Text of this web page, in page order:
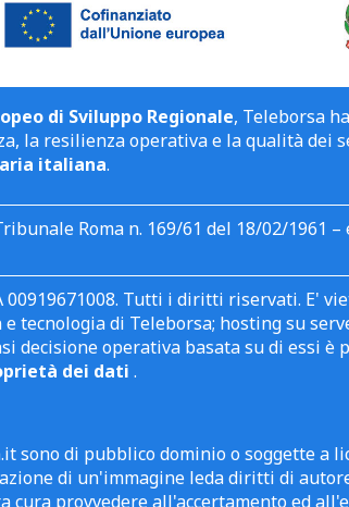
di Sviluppo Regionale, Teleborsa
la resilienza operativa e la qualità
italiana.
Roma n. 169/61 del 18/02/1961 –
00919671008. Tutti i diritti riservati. E'
tecnologia di Teleborsa; hosting su
decisione operativa basata su di essi
dei dati .
sono di pubblico dominio o soggette a
di un'immagine leda diritti di
cura provvedere all'accertamento ed